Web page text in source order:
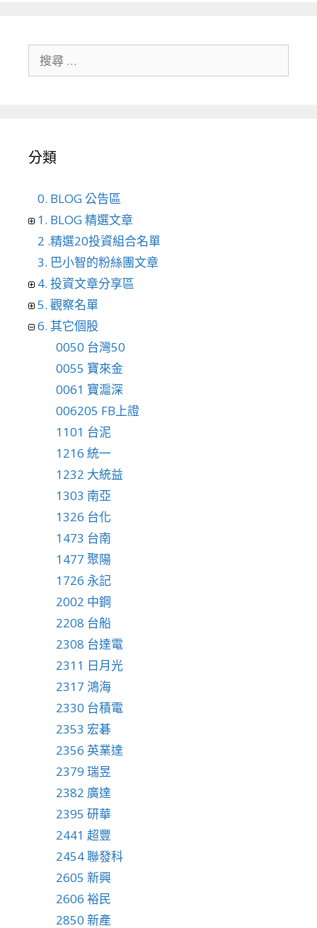
搜尋關於：
分類
0. BLOG 公告區
1. BLOG 精選文章
2 .精選20投資組合名單
3. 巴小智的粉絲團文章
4. 投資文章分享區
5. 觀察名單
6. 其它個股
0050 台灣50
0055 寶來金
0061 寶滬深
006205 FB上證
1101 台泥
1216 統一
1232 大統益
1303 南亞
1326 台化
1473 台南
1477 聚陽
1726 永記
2002 中鋼
2208 台船
2308 台達電
2311 日月光
2317 鴻海
2330 台積電
2353 宏碁
2356 英業達
2379 瑞昱
2382 廣達
2395 研華
2441 超豐
2454 聯發科
2605 新興
2606 裕民
2850 新產